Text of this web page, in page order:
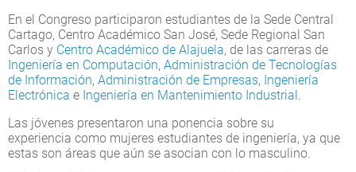
En el Congreso participaron estudiantes de la Sede Central
Cartago, Centro Académico San José, Sede Regional San
Carlos y Centro Académico de Alajuela, de las carreras de
Ingeniería en Computación, Administración de Tecnologías
de Información, Administración de Empresas, Ingeniería
Electrónica e Ingeniería en Mantenimiento Industrial.
Las jóvenes presentaron una ponencia sobre su
experiencia como mujeres estudiantes de ingeniería, ya que
estas son áreas que aún se asocian con lo masculino.